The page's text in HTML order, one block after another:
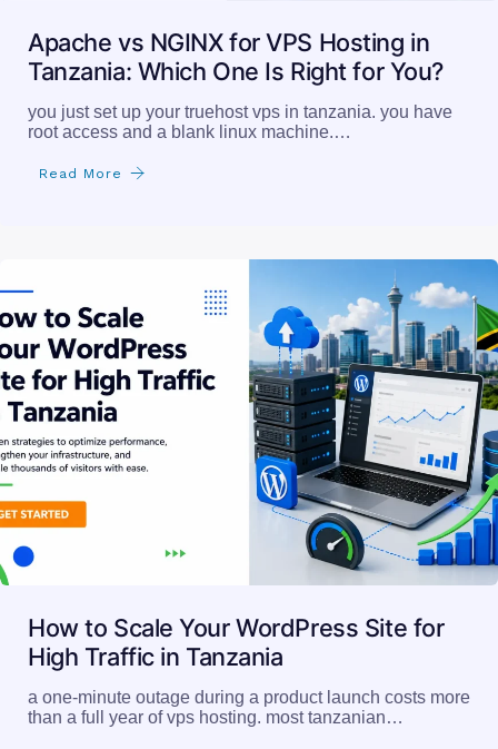
Apache vs NGINX for VPS Hosting in
Tanzania: Which One Is Right for You?
you just set up your truehost vps in tanzania. you have
root access and a blank linux machine.…
Read More
How to Scale Your WordPress Site for
High Traffic in Tanzania
a one-minute outage during a product launch costs more
than a full year of vps hosting. most tanzanian…